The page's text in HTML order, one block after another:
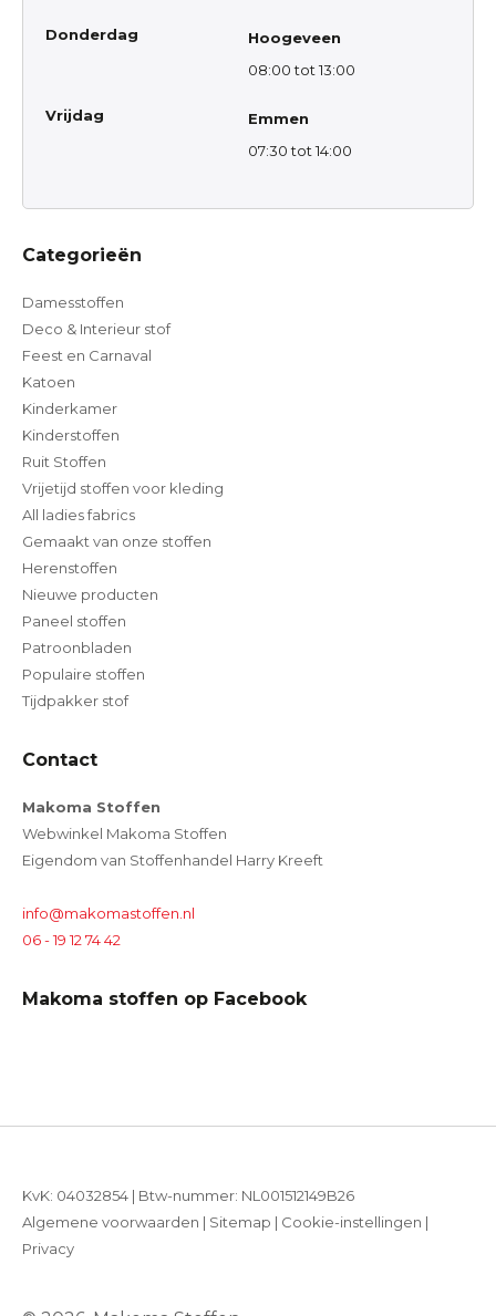
Donderdag
Hoogeveen
08:00 tot 13:00
Vrijdag
Emmen
07:30 tot 14:00
Categorieën
Damesstoffen
Deco & Interieur stof
Feest en Carnaval
Katoen
Kinderkamer
Kinderstoffen
Ruit Stoffen
Vrijetijd stoffen voor kleding
All ladies fabrics
Gemaakt van onze stoffen
Herenstoffen
Nieuwe producten
Paneel stoffen
Patroonbladen
Populaire stoffen
Tijdpakker stof
Contact
Makoma Stoffen
Webwinkel Makoma Stoffen
Eigendom van Stoffenhandel Harry Kreeft
info@makomastoffen.nl
06 - 19 12 74 42
Makoma stoffen op Facebook
KvK: 04032854 | Btw-nummer: NL001512149B26
Algemene voorwaarden | Sitemap | Cookie-instellingen |
Privacy